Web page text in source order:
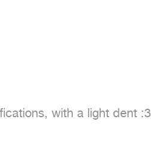
with a light dent :3